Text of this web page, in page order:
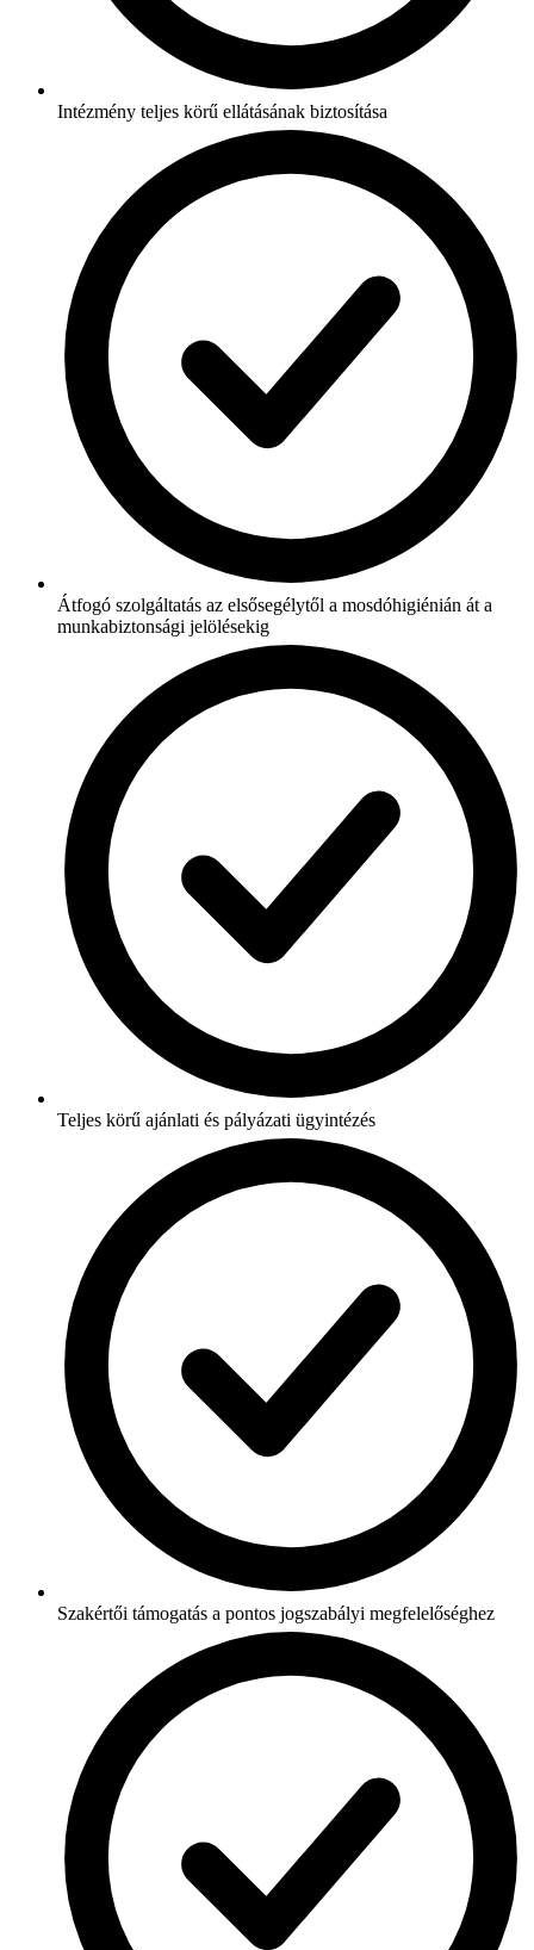
Intézmény teljes körű ellátásának biztosítása
Átfogó szolgáltatás az elsősegélytől a mosdóhigiénián át a
munkabiztonsági jelölésekig
Teljes körű ajánlati és pályázati ügyintézés
Szakértői támogatás a pontos jogszabályi megfelelőséghez